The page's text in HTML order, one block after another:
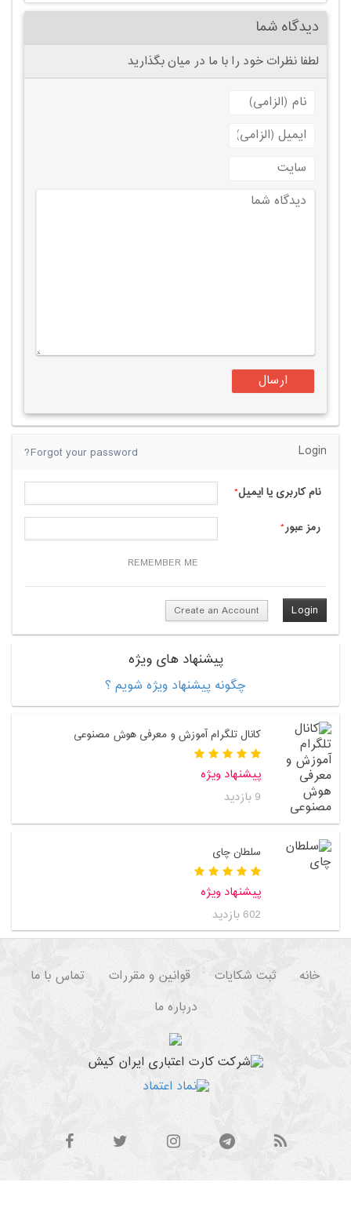
دیدگاه شما
لطفا نظرات خود را با ما در میان بگذارید
Login
Forgot your password?
نام کاربری یا ایمیل*
رمز عبور*
REMEMBER ME
Create an Account
پیشنهاد های ویژه
چگونه پیشنهاد ویژه شویم ؟
کانال تلگرام آموزش و معرفی هوش مصنوعی
پیشنهاد ویژه
9 بازدید
سلطان چای
پیشنهاد ویژه
602 بازدید
خانه ثبت شکایات قوانین و مقررات
تماس با ما
درباره ما